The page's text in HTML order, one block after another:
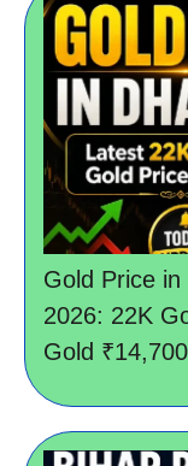
Gold Price
2026: 22K
Gold